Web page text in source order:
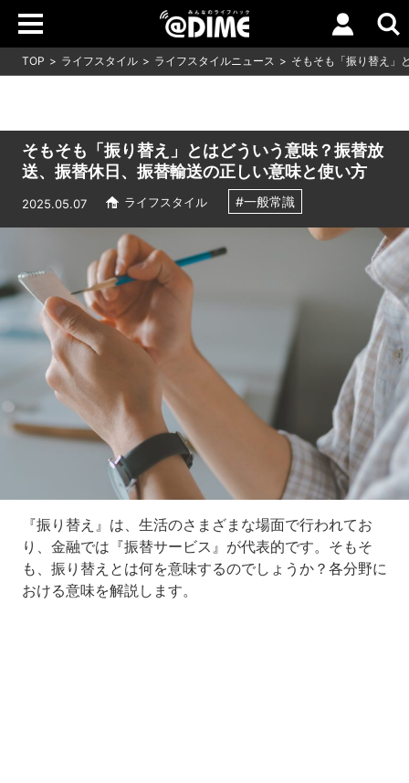
TOP ライフスタイル ライフスタイルニュース そもそも「振り替え」
そもそも「振り替え」とはどういう意味？振替放
送、振替休日、振替輸送の正しい意味と使い方
2025.05.07 ライフスタイル #一般常識
『振り替え』は、生活のさまざまな場面で行われてお
り、金融では『振替サービス』が代表的です。そもそ
も、振り替えとは何を意味するのでしょうか？各分野に
おける意味を解説します。